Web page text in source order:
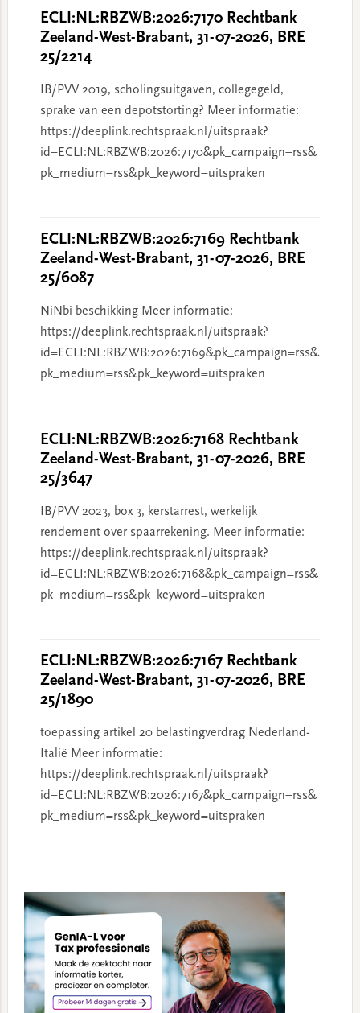
ECLI:NL:RBZWB:2026:7170 Rechtbank
Zeeland-West-Brabant, 31-07-2026, BRE
25/2214
IB/PVV 2019, scholingsuitgaven, collegegeld,
sprake van een depotstorting? Meer informatie:
https://deeplink.rechtspraak.nl/uitspraak?
id=ECLI:NL:RBZWB:2026:7170&pk_campaign=rss&
pk_medium=rss&pk_keyword=uitspraken
ECLI:NL:RBZWB:2026:7169 Rechtbank
Zeeland-West-Brabant, 31-07-2026, BRE
25/6087
NiNbi beschikking Meer informatie:
https://deeplink.rechtspraak.nl/uitspraak?
id=ECLI:NL:RBZWB:2026:7169&pk_campaign=rss&
pk_medium=rss&pk_keyword=uitspraken
ECLI:NL:RBZWB:2026:7168 Rechtbank
Zeeland-West-Brabant, 31-07-2026, BRE
25/3647
IB/PVV 2023, box 3, kerstarrest, werkelijk
rendement over spaarrekening. Meer informatie:
https://deeplink.rechtspraak.nl/uitspraak?
id=ECLI:NL:RBZWB:2026:7168&pk_campaign=rss&
pk_medium=rss&pk_keyword=uitspraken
ECLI:NL:RBZWB:2026:7167 Rechtbank
Zeeland-West-Brabant, 31-07-2026, BRE
25/1890
toepassing artikel 20 belastingverdrag Nederland-
Italië Meer informatie:
https://deeplink.rechtspraak.nl/uitspraak?
id=ECLI:NL:RBZWB:2026:7167&pk_campaign=rss&
pk_medium=rss&pk_keyword=uitspraken
Sidebar